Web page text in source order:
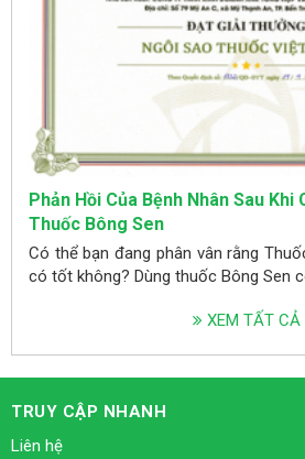
Phản Hồi Của Bệnh Nhân Sau Khi
Thuốc Bông Sen
Có thể bạn đang phân vân rằng
có tốt không? Dùng thuốc Bông Sen
XEM TẤT CẢ
TRUY CẬP NHANH
Liên hệ